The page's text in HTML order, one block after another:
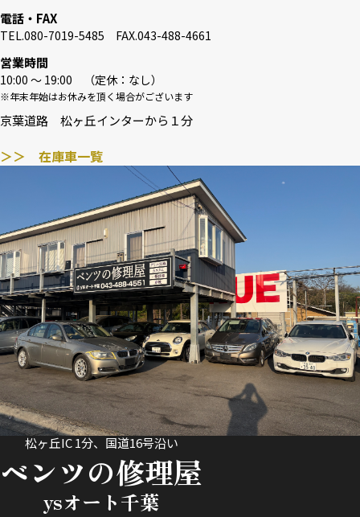
電話・FAX
TEL.080-7019-5485 FAX.043-488-4661
営業時間
10:00 〜 19:00 （定休：なし）
※年末年始はお休みを頂く場合がございます
京葉道路 松ヶ丘インターから１分
＞＞ 在庫車一覧
松ヶ丘IC 1分、国道16号沿い
ベンツの修理屋
ysオート千葉